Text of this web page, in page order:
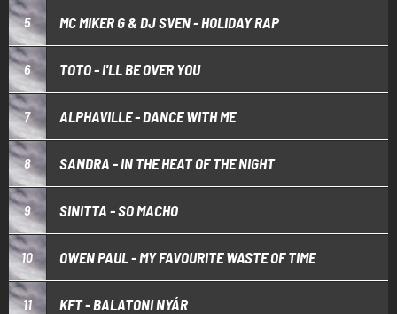
5 MC MIKER G & DJ SVEN - HOLIDAY RAP
6 TOTO - I'LL BE OVER YOU
7 ALPHAVILLE - DANCE WITH ME
8 SANDRA - IN THE HEAT OF THE NIGHT
9 SINITTA - SO MACHO
10 OWEN PAUL - MY FAVOURITE WASTE OF TIME
11 KFT - BALATONI NYÁR